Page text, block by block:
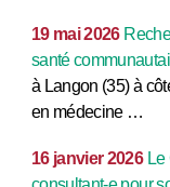
19 mai 2026
santé
à Langon (35) à
en médecine …
16 janvier 2026